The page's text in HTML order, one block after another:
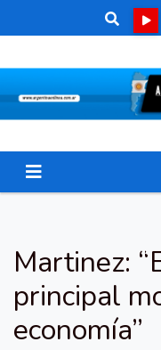
Martinez:
principal
economía”